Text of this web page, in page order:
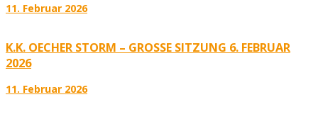
11. Februar 2026
K.K. OECHER STORM – GROSSE SITZUNG 6. FEBRUAR 2
026
11. Februar 2026